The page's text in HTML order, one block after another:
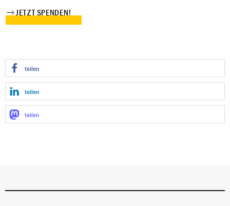
JETZT SPENDEN!
teilen
teilen
teilen